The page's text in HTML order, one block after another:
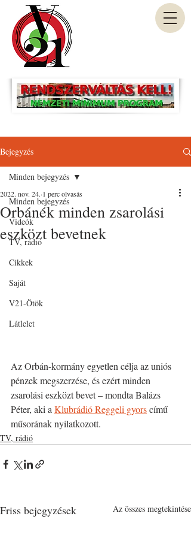
Bejegyzés
Minden bejegyzés
Videók
TV, rádió
Cikkek
Saját
V21-Ötök
Látlelet
Minden bejegyzés
Orbánék minden zsarolási
eszközt bevetnek
2022. nov. 24. 1 perc olvasás
Az Orbán-kormány egyetlen célja az uniós
pénzek megszerzése, és ezért minden
zsarolási eszközt bevet – mondta Balázs
Péter, aki a Klubrádió Reggeli gyors című
műsorának nyilatkozott.
TV, rádió
Friss bejegyzések Az összes megtekintése